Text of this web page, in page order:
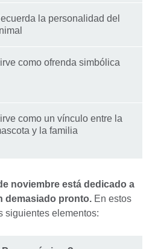
la personalidad del
como ofrenda simbólica
como un vínculo entre la
y la familia
noviembre está dedicado a
demasiado pronto. En estos
siguientes elementos: